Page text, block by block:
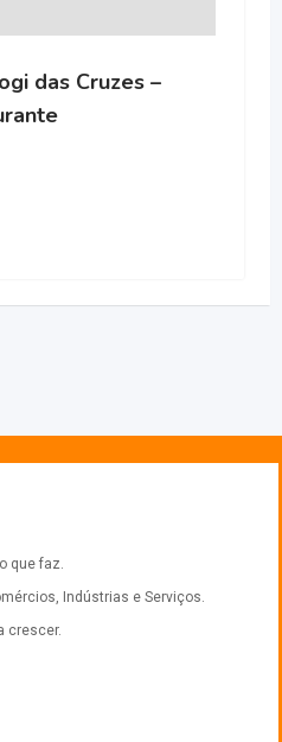
das Cruzes –
que faz.
Indústrias e Serviços.
crescer.